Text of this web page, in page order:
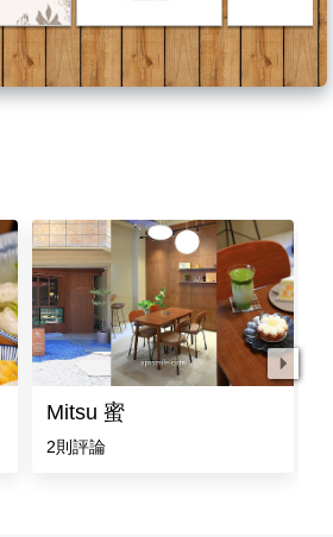
Mitsu 蜜
2則評論